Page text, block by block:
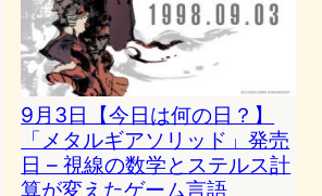
9月3日【今日は何の日？】
「メタルギアソリッド」発売
日 – 視線の数学とステルス計
算が変えたゲーム言語